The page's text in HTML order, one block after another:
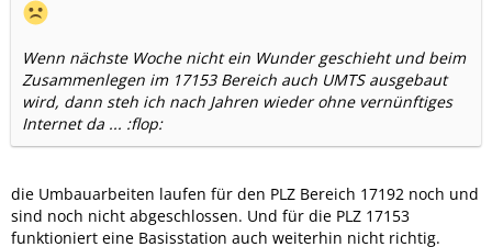
Wenn nächste Woche nicht ein Wunder geschieht und beim
Zusammenlegen im 17153 Bereich auch UMTS ausgebaut
wird, dann steh ich nach Jahren wieder ohne vernünftiges
Internet da ... :flop:
die Umbauarbeiten laufen für den PLZ Bereich 17192 noch und
sind noch nicht abgeschlossen. Und für die PLZ 17153
funktioniert eine Basisstation auch weiterhin nicht richtig.